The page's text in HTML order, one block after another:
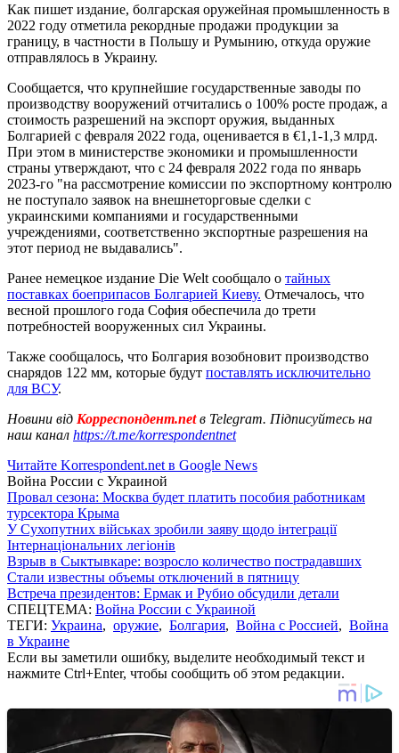
Как пишет издание, болгарская оружейная промышленность в
2022 году отметила рекордные продажи продукции за
границу, в частности в Польшу и Румынию, откуда оружие
отправлялось в Украину.
Сообщается, что крупнейшие государственные заводы по
производству вооружений отчитались о 100% росте продаж, а
стоимость разрешений на экспорт оружия, выданных
Болгарией с февраля 2022 года, оценивается в €1,1-1,3 млрд.
При этом в министерстве экономики и промышленности
страны утверждают, что с 24 февраля 2022 года по январь
2023-го "на рассмотрение комиссии по экспортному контролю
не поступало заявок на внешнеторговые сделки с
украинскими компаниями и государственными
учреждениями, соответственно экспортные разрешения на
этот период не выдавались".
Ранее немецкое издание Die Welt сообщало о тайных
поставках боеприпасов Болгарией Киеву. Отмечалось, что
весной прошлого года София обеспечила до трети
потребностей вооруженных сил Украины.
Также сообщалось, что Болгария возобновит производство
снарядов 122 мм, которые будут поставлять исключительно
для ВСУ.
Новини від Корреспондент.netв Telegram. Підписуйтесь на
наш канал https://t.me/korrespondentnet
Читайте Korrespondent.net в Google News
Война России с Украиной
Провал сезона: Москва будет платить пособия работникам
турсектора Крыма
У Сухопутних військах зробили заяву щодо інтеграції
Інтернаціональних легіонів
Взрыв в Сыктывкаре: возросло количество пострадавших
Стали известны объемы отключений в пятницу
Встреча президентов: Ермак и Рубио обсудили детали
СПЕЦТЕМА: Война России с Украиной
ТЕГИ: Украина, оружие, Болгария, Война с Россией, Война
в Украине
Если вы заметили ошибку, выделите необходимый текст и
нажмите Ctrl+Enter, чтобы сообщить об этом редакции.